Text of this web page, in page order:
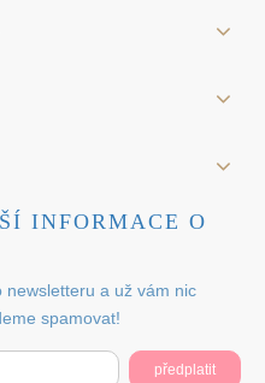
INFORMACE O
a už vám nic
spamovat!
předplatit